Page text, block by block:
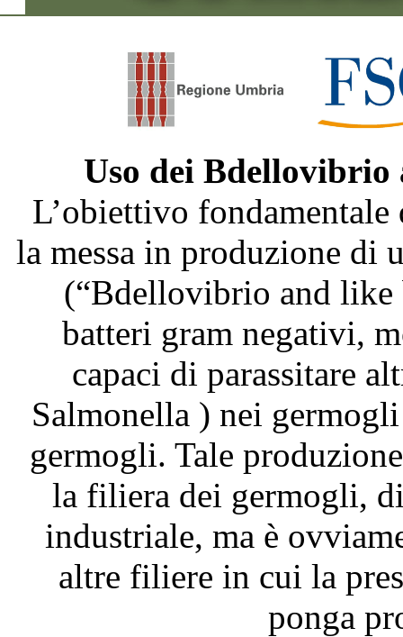
Uso dei
L’obiettivo fondamentale
la messa in produzione di
(“Bdellovibrio and like
batteri gram negativi,
capaci di parassitare
Salmonella ) nei
germogli. Tale
la filiera dei germogli,
industriale, ma è
altre filiere in cui la
ponga